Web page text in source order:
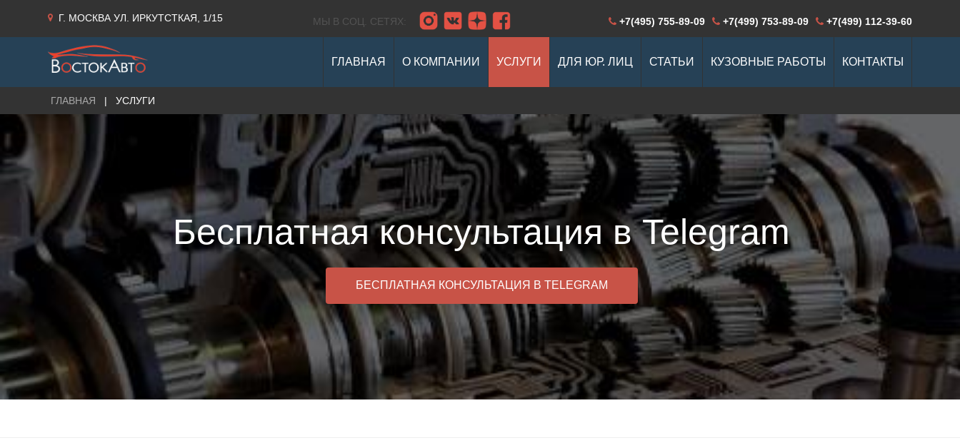
+7(495) 755-89-09 +7(499) 753-89-09 +7(499) 112-39-60
МЫ В СОЦ. СЕТЯХ:
Г. МОСКВА УЛ. ИРКУТСТКАЯ, 1/15
ГЛАВНАЯ О КОМПАНИИ УСЛУГИ
Техническое
обслуживание
автомобиля
Ремонт предпусковых
обогревателей
Ремонт печки
автомобиля
Компьютерная
диагностика
сохранением гарантии
Регулировка развала
Чип тюнинг двигателя
Ремонт Бензинового
Двигателя
Ремонт дизельного
двигателя
Ремонт тормозной
системы автомобиля
Помощь при покупке и
продаже авто
Ремонт АКПП Мойка Ремонт МКПП
автомобиля
Шиномонтаж
Заправка и ремонт
Тюнинг
Установка
автосигнализации
Мультимедиа
Автосервис для
юридических лиц
Другие услуги
ДЛЯ ЮР. ЛИЦ СТАТЬИ КУЗОВНЫЕ РАБОТЫ КОНТАКТЫ
ГЛАВНАЯ УСЛУГИ
Бесплатная консультация в Telegram
БЕСПЛАТНАЯ КОНСУЛЬТАЦИЯ В TELEGRAM